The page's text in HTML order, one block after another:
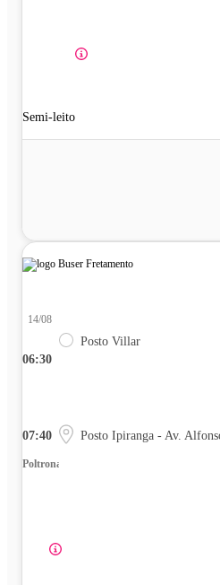
Semi-leito
06:30
14/08
Posto Villar
07:40 Posto Ipiranga - Av.
Poltrona